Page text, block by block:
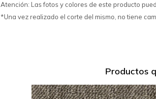
Atención: Las fotos y colores de este producto
*Una vez realizado el corte del mismo, no tiene
Productos